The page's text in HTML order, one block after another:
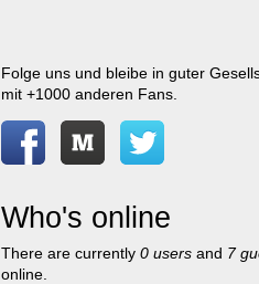
Folge uns und bleibe in guter
mit +1000 anderen Fans.
Who's online
There are currently 0 usersand 7
online.